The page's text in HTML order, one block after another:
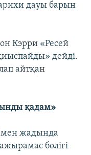
дауы барын
Кэрри «Ресей
дейді.
айтқан
қадам»
мен жадында
бөлігі